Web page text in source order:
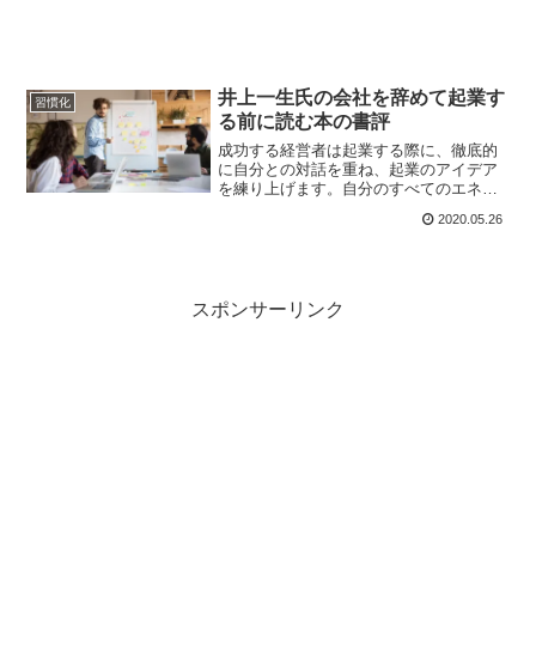
習慣化
井上一生氏の会社を辞めて起業す
る前に読む本の書評
成功する経営者は起業する際に、徹底的
に自分との対話を重ね、起業のアイデア
を練り上げます。自分のすべてのエネル
益をあげられません。彼らはビジョンを
2020.05.26
スポンサーリンク